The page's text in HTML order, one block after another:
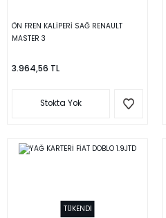
ÖN FREN KALİPERİ SAĞ RENAULT
MASTER 3
3.964,56 TL
Stokta Yok
TÜKENDİ